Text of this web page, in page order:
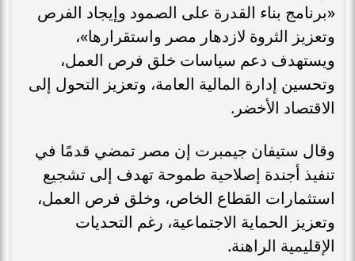
«برنامج بناء القدرة على الصمود وإيجاد الفرص
وتعزيز الثروة لازدهار مصر واستقرارها»،
ويستهدف دعم سياسات خلق فرص العمل،
وتحسين إدارة المالية العامة، وتعزيز التحول إلى
الاقتصاد الأخضر.
وقال ستيفان جيمبرت إن مصر تمضي قدمًا في
تنفيذ أجندة إصلاحية طموحة تهدف إلى تشجيع
استثمارات القطاع الخاص، وخلق فرص العمل،
وتعزيز الحماية الاجتماعية، رغم التحديات
الإقليمية الراهنة.